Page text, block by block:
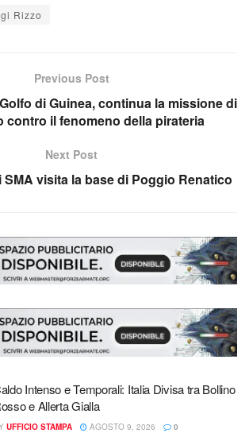
Rizzo
Previous Post
di Guinea, continua la missione di
contro il fenomeno della pirateria
Next Post
SMA visita la base di Poggio Renatico
Intenso e Temporali: Italia Divisa tra Bollino
e Allerta Gialla
UFFICIO STAMPA AGOSTO 9, 2026 0